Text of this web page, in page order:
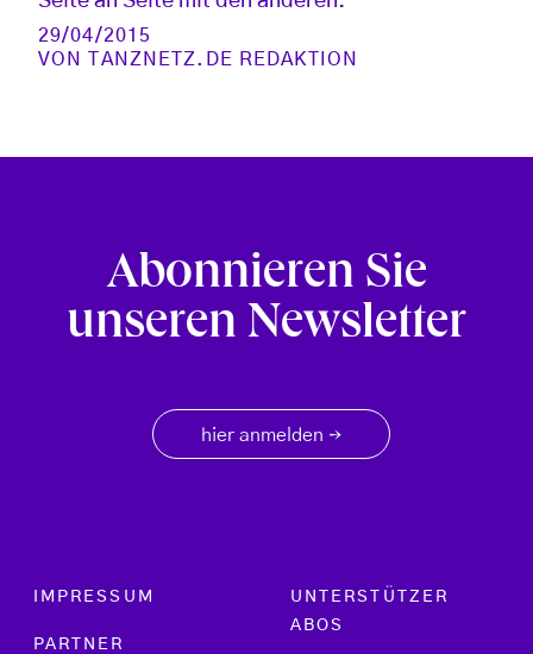
29/04/2015
VON
TANZNETZ.DE REDAKTION
Abonnieren Sie
unseren Newsletter
hier anmelden →
Footer menu
IMPRESSUM
PARTNER
UNTERSTÜTZER
ABOS